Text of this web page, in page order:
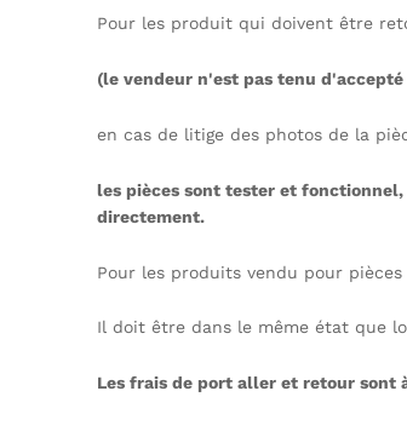
Pour les produit qui doivent être
(le vendeur n'est pas tenu
en cas de litige des photos de la
les pièces sont tester et
directement.
Pour les produits vendu pour
Il doit être dans le même état que
Les frais de port aller et retour sont